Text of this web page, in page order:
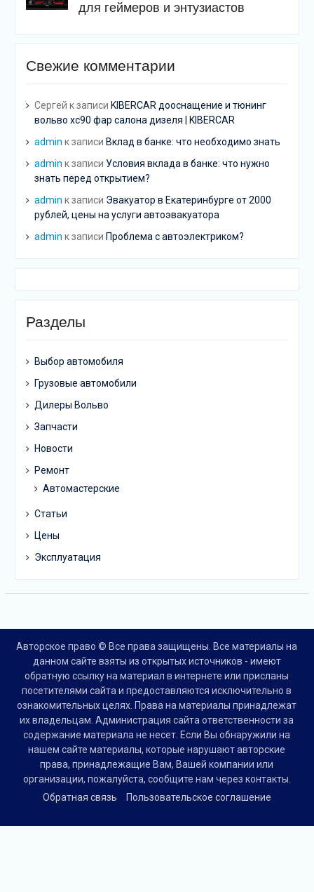
для геймеров и энтузиастов
Свежие комментарии
Сергей к записи KIBERCAR дооснащение и тюнинг
вольво хс90 фар салона дизеля | KIBERCAR
admin к записи Вклад в банке: что необходимо знать
admin к записи Условия вклада в банке: что нужно
знать перед открытием?
admin к записи Эвакуатор в Екатеринбурге от 2000
рублей, цены на услуги автоэвакуатора
admin к записи Проблема с автоэлектриком?
Разделы
Выбор автомобиля
Грузовые автомобили
Дилеры Вольво
Запчасти
Новости
Ремонт
Автомастерские
Статьи
Цены
Эксплуатация
Авторское право © Все права защищены. Все материалы на
данном сайте взяты из открытых источников - имеют
обратную ссылку на материал в интернете или присланы
посетителями сайта и предоставляются исключительно в
ознакомительных целях. Права на материалы принадлежат
их владельцам. Администрация сайта ответственности за
содержание материала не несет. Если Вы обнаружили на
нашем сайте материалы, которые нарушают авторские
права, принадлежащие Вам, Вашей компании или
организации, пожалуйста, сообщите нам через контакты.
Обратная связь
Пользовательское соглашение